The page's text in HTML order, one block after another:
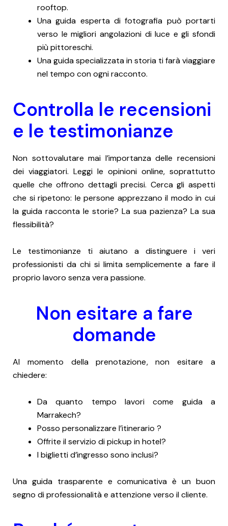
rooftop.
Una guida esperta di fotografia può portarti
verso le migliori angolazioni di luce e gli sfondi
più pittoreschi.
Una guida specializzata in storia ti farà viaggiare
nel tempo con ogni racconto.
Controlla le recensioni
e le testimonianze
Non sottovalutare mai l’importanza delle recensioni
dei viaggiatori. Leggi le opinioni online, soprattutto
quelle che offrono dettagli precisi. Cerca gli aspetti
che si ripetono: le persone apprezzano il modo in cui
la guida racconta le storie? La sua pazienza? La sua
flessibilità?
Le testimonianze ti aiutano a distinguere i veri
professionisti da chi si limita semplicemente a fare il
proprio lavoro senza vera passione.
Non esitare a fare
domande
Al momento della prenotazione, non esitare a
chiedere:
Da quanto tempo lavori come guida a
Marrakech?
Posso personalizzare l’itinerario ?
Offrite il servizio di pickup in hotel?
I biglietti d’ingresso sono inclusi?
Una guida trasparente e comunicativa è un buon
segno di professionalità e attenzione verso il cliente.